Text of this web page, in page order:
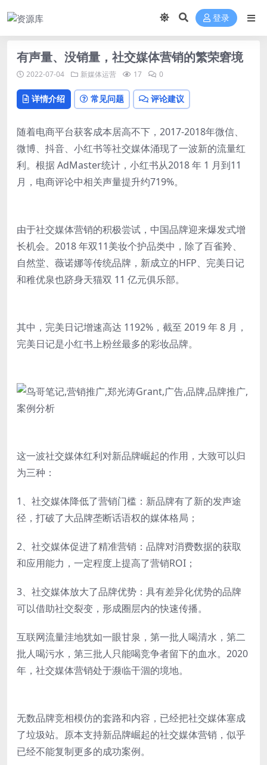
登录
有声量、没销量，社交媒体营销的繁荣窘境
2022-07-04 新媒体运营 17 0
详情介绍 常见问题 评论建议
随着电商平台获客成本居高不下，2017-2018年微信、
微博、抖音、小红书等社交媒体涌现了一波新的流量红
利。根据 AdMaster统计，小红书从2018 年 1 月到11
月，电商评论中相关声量提升约719%。
由于社交媒体营销的积极尝试，中国品牌迎来爆发式增
长机会。2018 年双11美妆个护品类中，除了百雀羚、
自然堂、薇诺娜等传统品牌，新成立的HFP、完美日记
和稚优泉也跻身天猫双 11 亿元俱乐部。
其中，完美日记增速高达 1192%，截至 2019 年 8 月，
完美日记是小红书上粉丝最多的彩妆品牌。
这一波社交媒体红利对新品牌崛起的作用，大致可以归
为三种：
1、社交媒体降低了营销门槛：新品牌有了新的发声途
径，打破了大品牌垄断话语权的媒体格局；
2、社交媒体促进了精准营销：品牌对消费数据的获取
和应用能力，一定程度上提高了营销ROI；
3、社交媒体放大了品牌优势：具有差异化优势的品牌
可以借助社交裂变，形成圈层内的快速传播。
互联网流量洼地犹如一眼甘泉，第一批人喝清水，第二
批人喝污水，第三批人只能喝竞争者留下的血水。2020
年，社交媒体营销处于濒临干涸的境地。
无数品牌竞相模仿的套路和内容，已经把社交媒体塞成
了垃圾站。原本支持新品牌崛起的社交媒体营销，似乎
已经不能复制更多的成功案例。